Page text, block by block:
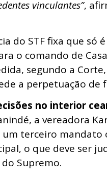
vinculantes”,
do STF fixa que só
o comando de
segundo a
a perpetuação de
no interior
a vereadora
terceiro mandato
o que deve ser
Supremo.